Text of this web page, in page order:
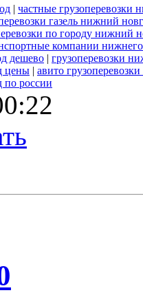
| частные грузоперевозки
газель нижний
по городу нижний
компании нижнего
дешево | грузоперевозки
цены | авито
по россии